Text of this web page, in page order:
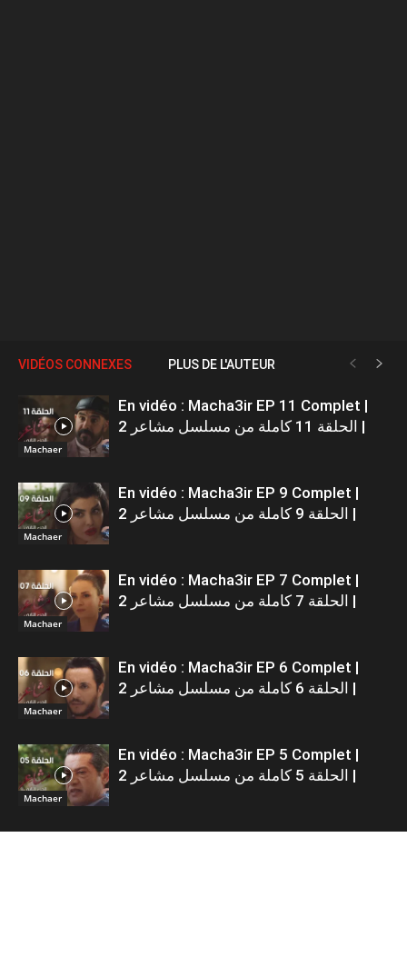
VIDÉOS CONNEXES PLUS DE L'AUTEUR
Machaer
En vidéo : Macha3ir EP 11 Complet |
الحلقة 11 كاملة من مسلسل مشاعر 2 |
Machaer
En vidéo : Macha3ir EP 9 Complet |
الحلقة 9 كاملة من مسلسل مشاعر 2 |
Machaer
En vidéo : Macha3ir EP 7 Complet |
الحلقة 7 كاملة من مسلسل مشاعر 2 |
Machaer
En vidéo : Macha3ir EP 6 Complet |
الحلقة 6 كاملة من مسلسل مشاعر 2 |
Machaer
En vidéo : Macha3ir EP 5 Complet |
الحلقة 5 كاملة من مسلسل مشاعر 2 |